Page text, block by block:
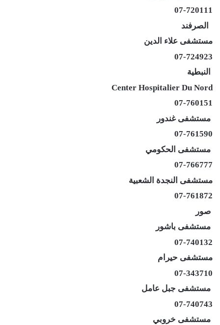
07-720111
الصرفند
مستشفى علاء الدين
07-724923
النبطية
Center Hospitalier Du Nord
07-760151
مستشفى غندور
07-761590
مستشفى الحكومي
07-766777
مستشفى النجدة الشعبية
07-761872
صور
مستشفى باشور
07-740132
مستشفى حيرام
07-343710
مستشفى جبل عامل
07-740743
مستشفى خروبي